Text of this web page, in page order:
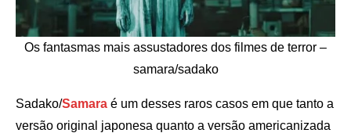
Os fantasmas mais assustadores dos filmes de terror –
samara/sadako
Sadako/Samara é um desses raros casos em que tanto a
versão original japonesa quanto a versão americanizada